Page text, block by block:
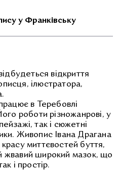
у Франківську
відкриття
ілюстратора,
в Теребовлі
роботи різножанрові, у
так і сюжетні
Живопис Івана Драгана
миттєвостей буття,
жвавий широкий мазок, що
і простір.